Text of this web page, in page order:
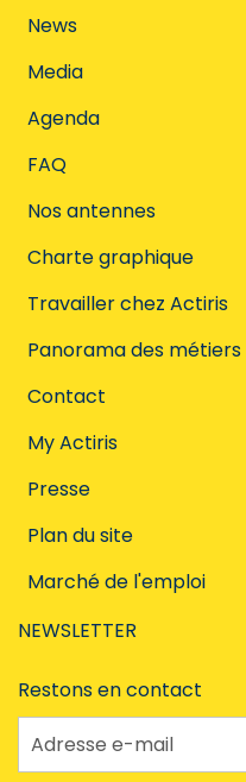
News
Media
Agenda
FAQ
Nos antennes
Charte graphique
Travailler chez Actiris
Panorama des métiers
Contact
My Actiris
Presse
Plan du site
Marché de l'emploi
NEWSLETTER
Restons en contact
Adresse e-mail